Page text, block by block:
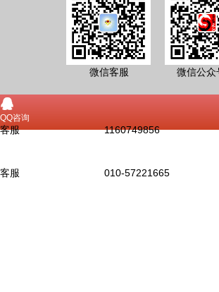
微信客服 微信公众
󰇇
QQ咨询
客服 1160749856
客服 010-57221665